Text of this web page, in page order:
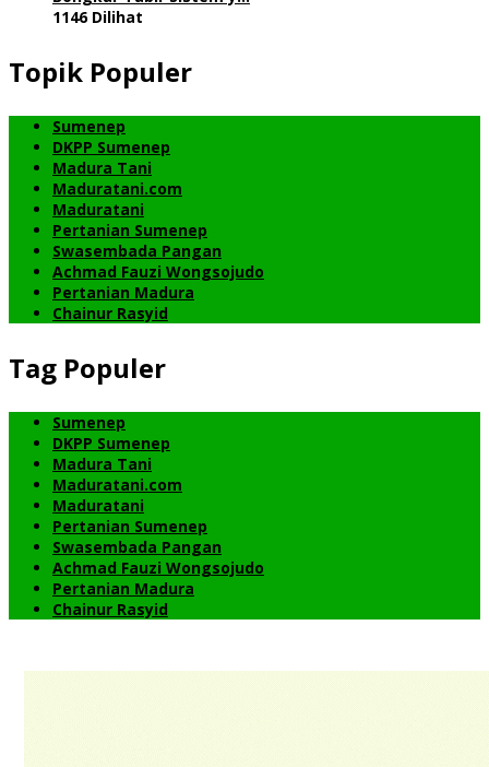
1146 Dilihat
Topik Populer
Sumenep
DKPP Sumenep
Madura Tani
Maduratani.com
Maduratani
Pertanian Sumenep
Swasembada Pangan
Achmad Fauzi Wongsojudo
Pertanian Madura
Chainur Rasyid
Tag Populer
Sumenep
DKPP Sumenep
Madura Tani
Maduratani.com
Maduratani
Pertanian Sumenep
Swasembada Pangan
Achmad Fauzi Wongsojudo
Pertanian Madura
Chainur Rasyid